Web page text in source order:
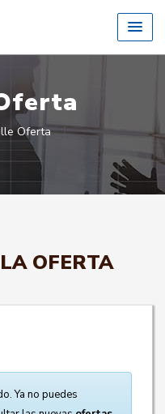
Oferta
OFERTA
Ya no puedes